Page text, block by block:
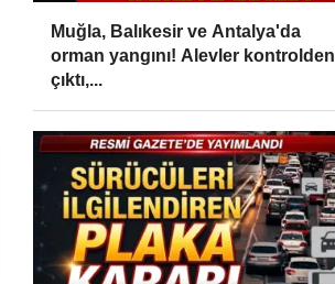
Muğla, Balıkesir ve Antalya'da
orman yangını! Alevler kontrolden
çıktı,...